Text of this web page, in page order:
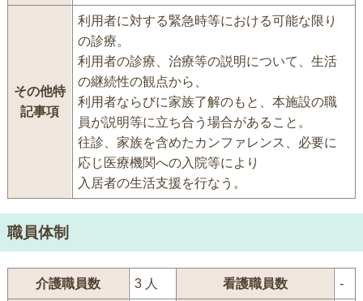
その他特
記事項
利用者に対する緊急時等における可能な限り
の診療。
利用者の診療、治療等の説明について、生活
の継続性の観点から、
利用者ならびに家族了解のもと、本施設の職
員が説明等に立ち合う場合があること。
往診、家族を含めたカンファレンス、必要に
応じ医療機関への入院等により
入居者の生活支援を行なう。
職員体制
介護職員数 3 人 看護職員数 -